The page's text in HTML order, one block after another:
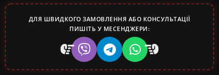
ДЛЯ ШВИДКОГО ЗАМОВЛЕННЯ АБО КОНСУЛЬТАЦІЇ
ПИШІТЬ У МЕСЕНДЖЕРИ: